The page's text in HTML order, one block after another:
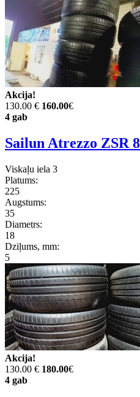
Akcija!
130.00 € 160.00€
4 gab
Sailun Atrezzo ZSR
Viskaļu iela 3
Platums:
225
Augstums:
35
Diametrs:
18
Dziļums, mm:
5
Akcija!
130.00 € 180.00€
4 gab